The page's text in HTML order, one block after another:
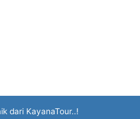
dari KayanaTour..!